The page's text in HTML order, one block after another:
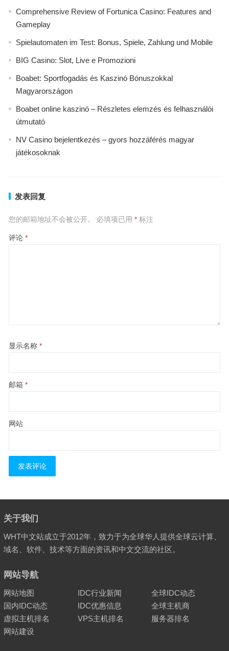
Comprehensive Review of Fortunica Casino: Features and
Gameplay
Spielautomaten im Test: Bonus, Spiele, Zahlung und Mobile
BIG Casino: Slot, Live e Promozioni
Boabet: Sportfogadás és Kaszinó Bónuszokkal
Magyarországon
Boabet online kaszinó – Részletes elemzés és felhasználói
útmutató
NV Casino bejelentkezés – gyors hozzáférés magyar
játékosoknak
发表回复
您的邮箱地址不会被公开。 必填项已用 *标注
评论 *
显示名称 *
邮箱 *
网站
关于我们
WHT中文站成立于2012年，致力于为全球华人提供全球云计算、
域名、软件、技术等方面的资讯和中文交流的社区。
网站导航
网站地图 IDC行业新闻
全球IDC动态
国内IDC动态
IDC优惠信息
全球主机商
虚拟主机排名
VPS主机排名
服务器排名
网站建设